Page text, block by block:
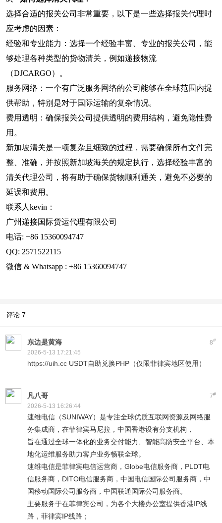
选择合适的报关公司非常重要，以下是一些选择报关代理时
应考虑的因素：
经验和专业能力：选择一个经验丰富、专业的报关公司，能
够处理各种类型的货物清关，例如递接物流
（DJCARGO）。
服务网络：一个有广泛服务网络的公司能够在全球范围内提
供帮助，特别是对于国际运输的复杂情况。
费用透明：确保报关公司提供透明的费用结构，避免隐性费
用。
新加坡清关是一项复杂且细致的过程，需要确保所有文件完
整、准确，并按照新加坡海关的规定执行，选择经验丰富的
清关代理公司，将有助于确保货物顺利通关，避免不必要的
延误和费用。
联系人kevin：
广州递接国际货运代理有限公司
电话: +86 15360094747
QQ: 2571522115
微信 & Whatsapp : +86 15360094747
评论 7
8#
东边是黄海
2026-5-13 17:21:45
https://uih.cc USDT自助兑换PHP（仅限菲律宾地区使用）
7#
凡八哥
2026-5-13 16:26:44
速维电信（SUNIWAY）是专注全球优质互联网资源及网络服
务集成商，在菲律宾马尼拉，中国香港设有分支机构，
旨在通过全球一体化的业务交付能力、智能高防安全平台、本
地化运维服务助力客户业务畅联全球。
速维电信是菲律宾电信运营商，Globe电信服务商，PLDT电
信服务商，DITO电信服务商，中国电信国际公司服务商，中
国移动国际公司服务商，中国联通国际公司服务商。
主要服务于在菲律宾公司，为各个大楼办公室提供香港IP线
路，菲律宾IP线路；